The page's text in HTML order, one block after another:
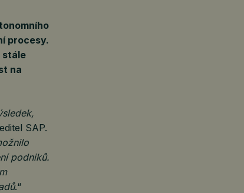
procesy.
stále
na
SAP.
podniků.
.“